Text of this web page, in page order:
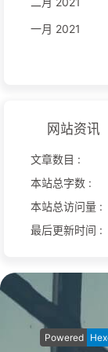
一月 2021
网站资讯
文章数目 :
本站总字数 :
本站总访问量 :
最后更新时间 :
Powered